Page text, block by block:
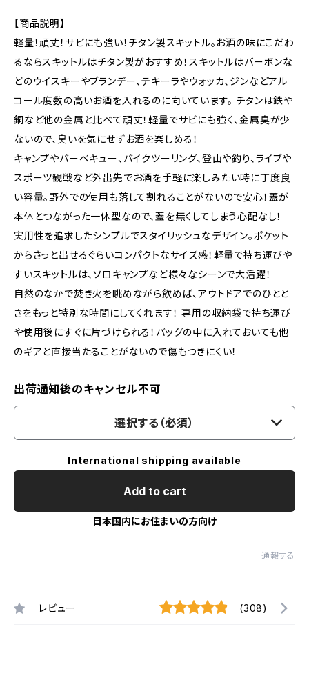
【商品説明】
軽量！頑丈！サビにも強い！チタン製スキットル。お酒の味にこだわ
るならスキットルはチタン製がおすすめ！スキットルはバーボンな
どのウイスキーやブランデー、テキーラやウォッカ、ジンなどアル
コール度数の高いお酒を入れるのに向いています。 チタンは鉄や
銅など他の金属と比べて頑丈！軽量でサビにも強く、金属臭が少
ないので、臭いを気にせずお酒を楽しめる！
キャンプやバーベキュー、バイクツーリング、登山や釣り、ライブや
スポーツ観戦など外出先でお酒を手軽に楽しみたい時に丁度良
い容量。野外での使用も落して割れることがないので安心！蓋が
本体とつながった一体型なので、蓋を無くしてしまう心配なし！
実用性を追求したシンプルでスタイリッシュなデザイン。ポケット
からさっと出せるぐらいコンパクトなサイズ感！軽量で持ち運びや
すいスキットルは、ソロキャンプなど様々なシーンで大活躍！
自然のなかで焚き火を眺めながら飲めば、アウトドアでのひとと
きをもっと特別な時間にしてくれます！ 専用の収納袋で持ち運び
や使用後にすぐに片づけられる！バッグの中に入れておいても他
のギアと直接当たることがないので傷もつきにくい！
出荷通知後のキャンセル不可
選択する（必須）
International shipping available
Add to cart
日本国内にお住まいの方向け
通報する
レビュー (308)